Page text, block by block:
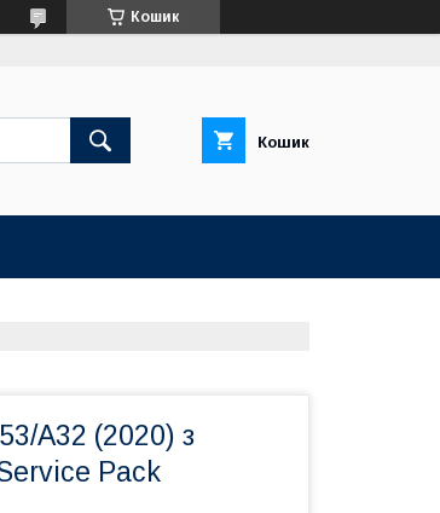
Кошик
Кошик
A32 (2020) з
Pack